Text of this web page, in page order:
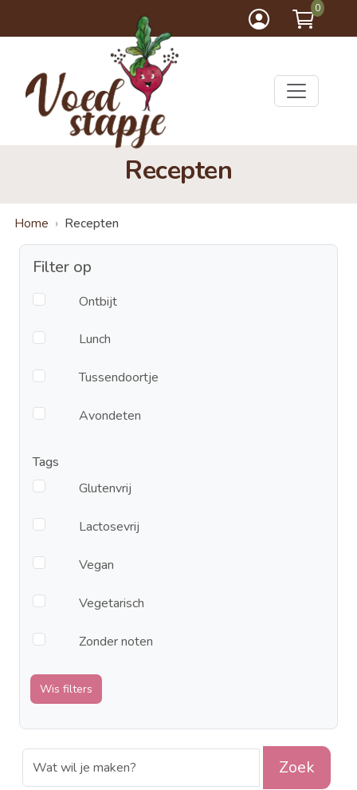
0
Recepten
Home Recepten
Filter op
Ontbijt
Lunch
Tussendoortje
Avondeten
Tags
Glutenvrij
Lactosevrij
Vegan
Vegetarisch
Zonder noten
Wis filters
Zoek